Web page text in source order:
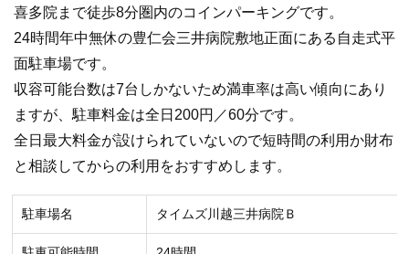
喜多院まで徒歩8分圏内のコインパーキングです。
24時間年中無休の豊仁会三井病院敷地正面にある自走式平
面駐車場です。
収容可能台数は7台しかないため満車率は高い傾向にあり
ますが、駐車料金は全日200円／60分です。
全日最大料金が設けられていないので短時間の利用か財布
と相談してからの利用をおすすめします。
駐車場名 タイムズ川越三井病院Ｂ